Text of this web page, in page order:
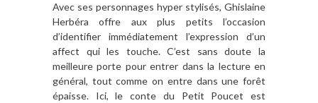
Avec ses personnages hyper stylisés, Ghislaine
Herbéra offre aux plus petits l’occasion
d’identifier immédiatement l’expression d’un
affect qui les touche. C’est sans doute la
meilleure porte pour entrer dans la lecture en
général, tout comme on entre dans une forêt
épaisse. Ici, le conte du Petit Poucet est